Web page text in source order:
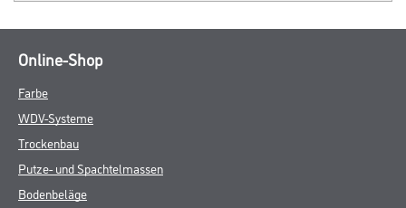
Online-Shop
Farbe
WDV-Systeme
Trockenbau
Putze- und Spachtelmassen
Bodenbeläge